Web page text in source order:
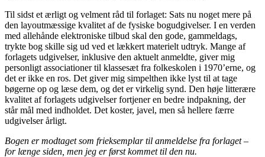
Til sidst et ærligt og velment råd til forlaget: Sats nu noget mere på
den layoutmæssige kvalitet af de fysiske bogudgivelser. I en verden
med allehånde elektroniske tilbud skal den gode, gammeldags,
trykte bog skille sig ud ved et lækkert materielt udtryk. Mange af
forlagets udgivelser, inklusive den aktuelt anmeldte, giver mig
personligt associationer til klassesæt fra folkeskolen i 1970’erne, og
det er ikke en ros. Det giver mig simpelthen ikke lyst til at tage
bøgerne op og læse dem, og det er virkelig synd. Den høje litterære
kvalitet af forlagets udgivelser fortjener en bedre indpakning, der
står mål med indholdet. Det koster, javel, men så hellere færre
udgivelser årligt.
Bogen er modtaget som frieksemplar til anmeldelse fra forlaget –
for længe siden, men jeg er først kommet til den nu.